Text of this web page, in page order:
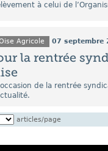
à celui de
Agricole 07 septembre
la rentrée
de la rentrée
articles/page